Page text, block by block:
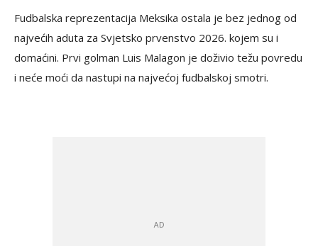
Fudbalska reprezentacija Meksika ostala je bez jednog od
najvećih aduta za Svjetsko prvenstvo 2026. kojem su i
domaćini. Prvi golman Luis Malagon je doživio težu povredu
i neće moći da nastupi na najvećoj fudbalskoj smotri.